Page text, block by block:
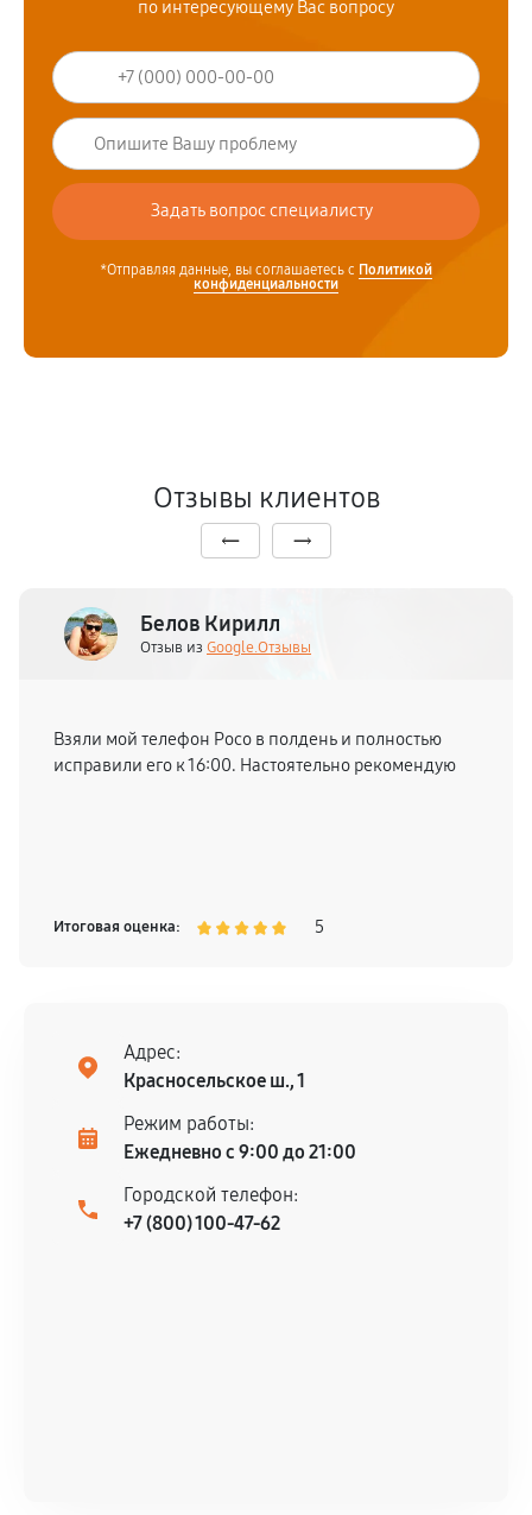
по интересующему Вас вопросу
*Отправляя данные, вы соглашаетесь с Политикой
конфиденциальности
Отзывы клиентов
Белов Кирилл
Отзыв из Google.Отзывы
Взяли мой телефон Poco в полдень и полностью
исправили его к 16:00. Настоятельно рекомендую
Итоговая оценка: 5
Адрес:
Красносельское ш., 1
Режим работы:
Ежедневно с 9:00 до 21:00
Городской телефон:
+7 (800) 100-47-62